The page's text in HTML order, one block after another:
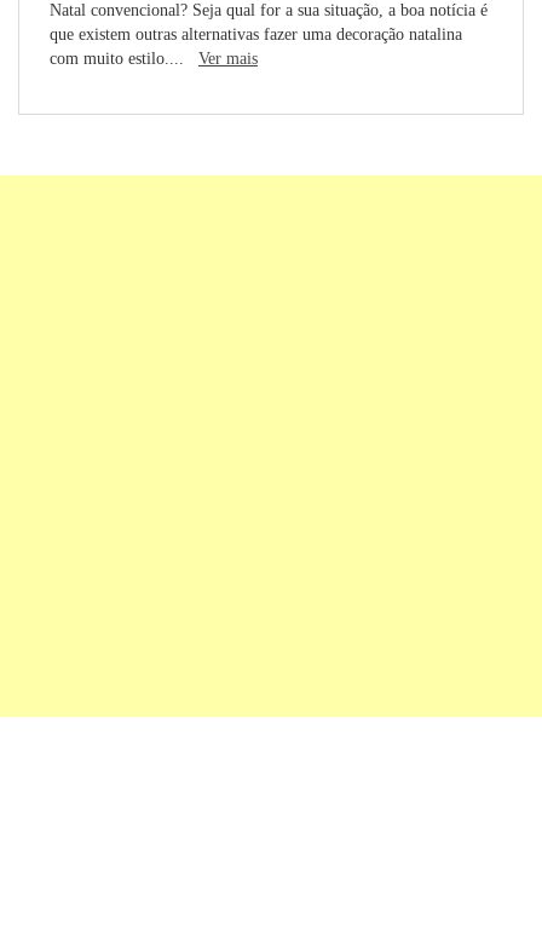
Natal convencional? Seja qual for a sua situação, a boa notícia é
que existem outras alternativas fazer uma decoração natalina
com muito estilo.... Ver mais